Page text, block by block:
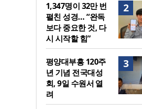
2
1,347명이 32만 번
펼친 성경… “완독
보다 중요한 것, 다
시 시작할 힘”
3
평양대부흥 120주
년 기념 전국대성
회, 9일 수원서 열
려